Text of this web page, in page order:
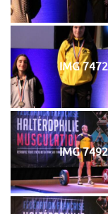
IMG 7472
IMG 7492